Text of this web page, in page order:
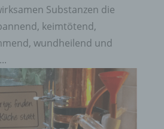
Substanzen die
keimtötend,
wundheilend und